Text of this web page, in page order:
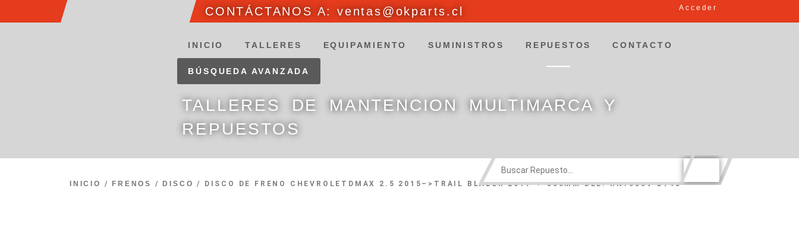
CONTÁCTANOS A: ventas@okparts.cl Acceder
INICIO TALLERES EQUIPAMIENTO SUMINISTROS REPUESTOS CONTACTO
BÚSQUEDA AVANZADA
TALLERES DE MANTENCION MULTIMARCA Y
REPUESTOS
INICIO / FRENOS / DISCO / DISCO DE FRENO CHEVROLETDMAX 2.5 2015–>TRAIL BLAZER 2017–> 300MM DEL. RN1635V-D748